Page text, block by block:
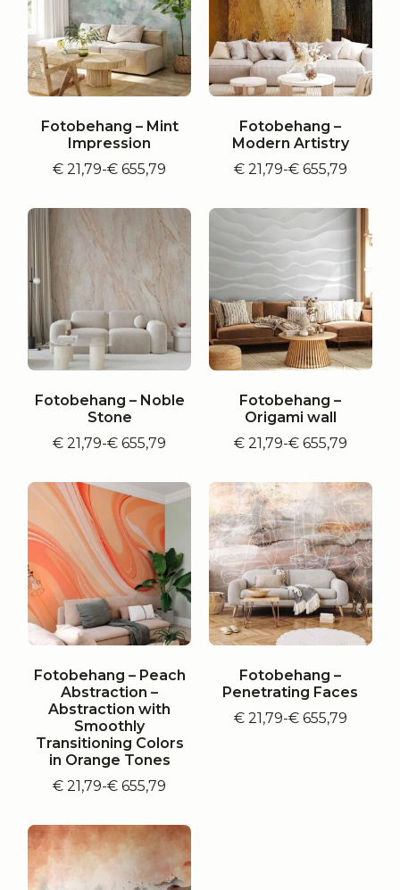
Fotobehang – Mint
Impression
€ 21,79-€ 655,79
Prijsklasse:
tot
€ 655,79
Fotobehang –
Modern Artistry
€21,79-€655,79
Prijsklasse:
tot
€ 655,79
Fotobehang – Noble
Stone
€ 21,79-€ 655,79
Prijsklasse:
tot
€ 655,79
Fotobehang –
Origami wall
€21,79-€655,79
Prijsklasse:
tot
€ 655,79
Fotobehang – Peach
Abstraction –
Abstraction with
Smoothly
Transitioning Colors
in Orange Tones
€ 21,79-€ 655,79
Prijsklasse:
tot
€ 655,79
Fotobehang –
Penetrating Faces
€21,79-€655,79
Prijsklasse: